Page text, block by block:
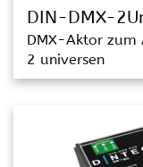
DIN-DMX-
DMX-Aktor zum
2 universen